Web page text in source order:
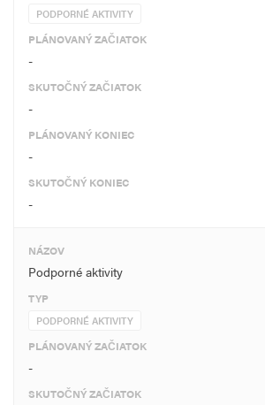
PODPORNÉ AKTIVITY
PLÁNOVANÝ ZAČIATOK
-
SKUTOČNÝ ZAČIATOK
-
PLÁNOVANÝ KONIEC
-
SKUTOČNÝ KONIEC
-
NÁZOV
Podporné aktivity
TYP
PODPORNÉ AKTIVITY
PLÁNOVANÝ ZAČIATOK
-
SKUTOČNÝ ZAČIATOK